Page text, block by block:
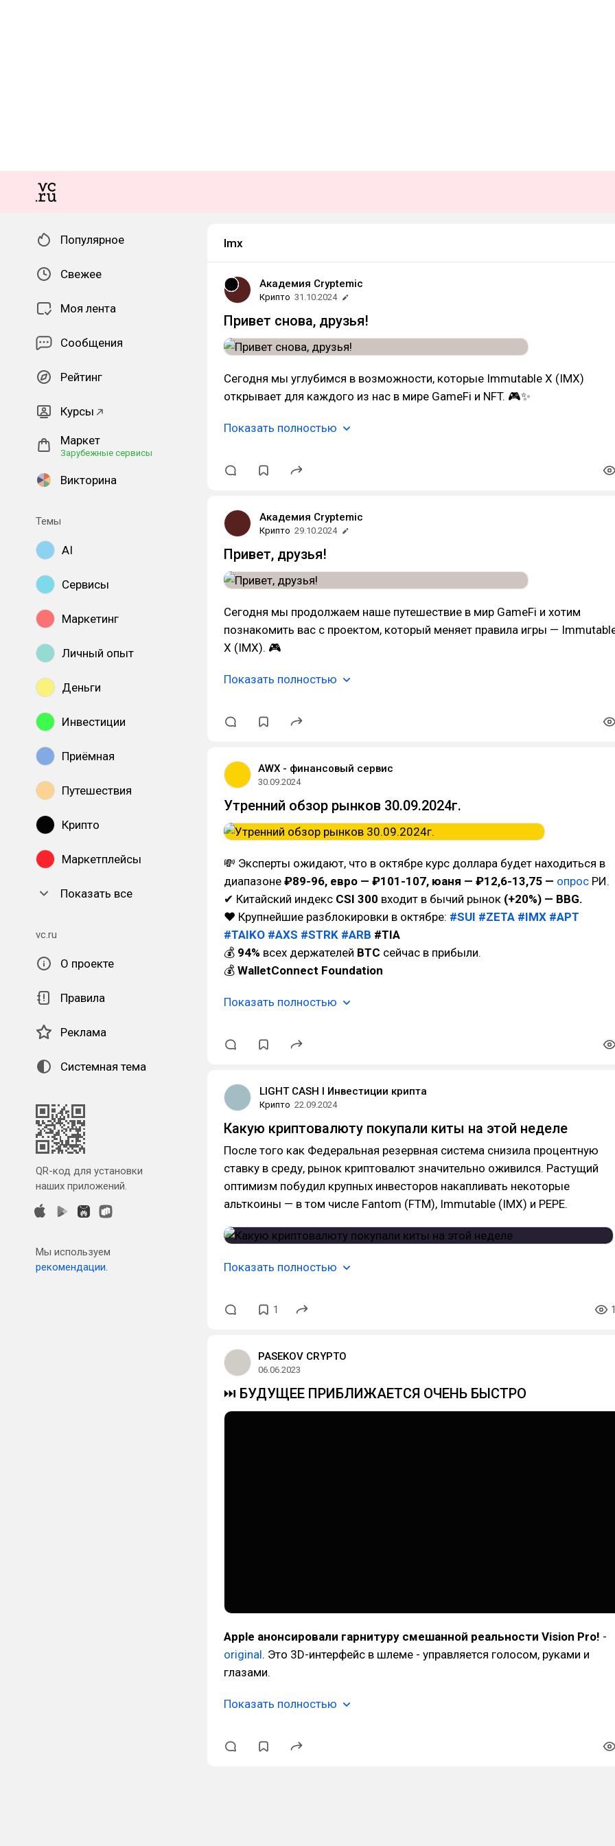
Популярное
Свежее
Моя лента
Сообщения
Рейтинг
Курсы
Маркет
Зарубежные сервисы
Викторина
Темы
AI
Сервисы
Маркетинг
Личный опыт
Деньги
Инвестиции
Приёмная
Путешествия
Крипто
Маркетплейсы
Показать все
vc.ru
О проекте
Правила
Реклама
Системная тема
QR-код для установки
наших приложений.
Мы используем
рекомендации.
Imx
Академия Cryptemic
Крипто 31.10.2024
Привет снова, друзья!
Сегодня мы углубимся в возможности, которые Immutable X (IMX)
открывает для каждого из нас в мире GameFi и NFT. 🎮✨
Показать полностью
Академия Cryptemic
Крипто 29.10.2024
Привет, друзья!
Сегодня мы продолжаем наше путешествие в мир GameFi и хотим
познакомить вас с проектом, который меняет правила игры —
X (IMX). 🎮
Показать полностью
AWX - финансовый сервис
30.09.2024
Утренний обзор рынков 30.09.2024г.
💸 Эксперты ожидают, что в октябре курс доллара будет находиться в
диапазоне ₽89-96, евро — ₽101-107, юаня — ₽12,6-13,75 — опрос РИ.
✔ Китайский индекс CSI 300 входит в бычий рынок (+20%) — BBG.
❤ Крупнейшие разблокировки в октябре: #SUI #ZETA #IMX #APT
#TAIKO #AXS #STRK #ARB #TIA
💰 94% всех держателей BTC сейчас в прибыли.
💰 WalletConnect Foundation
Показать полностью
LIGHT CASH l Инвестиции крипта
Крипто 22.09.2024
Какую криптовалюту покупали киты на этой неделе
После того как Федеральная резервная система снизила процентную
ставку в среду, рынок криптовалют значительно оживился. Растущий
оптимизм побудил крупных инвесторов накапливать некоторые
альткоины — в том числе Fantom (FTM), Immutable (IMX) и PEPE.
Показать полностью
1
PASEKOV CRYPTO
06.06.2023
​⏭ БУДУЩЕЕ ПРИБЛИЖАЕТСЯ ОЧЕНЬ БЫСТРО
Apple анонсировали гарнитуру смешанной реальности Vision Pro! -
original. Это 3D-интерфейс в шлеме - управляется голосом, руками и
глазами.
Показать полностью